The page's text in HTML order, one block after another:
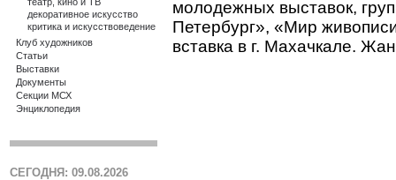
декоративное искусство
критика и искусствоведение
Клуб художников
Статьи
Выставки
Документы
Секции МСХ
Энциклопедия
СЕГОДНЯ: 09.08.2026
молодежных выставок,
Петербург», «Мир
вставка в г. Махачкале.